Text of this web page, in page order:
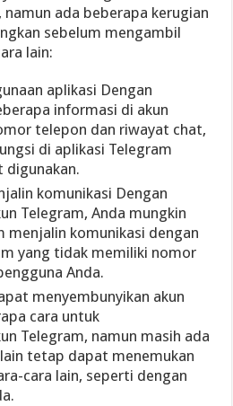
ada beberapa kerugian
sebelum mengambil
lain:
aplikasi Dengan
informasi di akun
telepon dan riwayat chat,
di aplikasi Telegram
digunakan.
komunikasi Dengan
Telegram, Anda mungkin
menjalin komunikasi dengan
yang tidak memiliki nomor
Anda.
menyembunyikan akun
cara untuk
Telegram, namun masih ada
tetap dapat menemukan
cara lain, seperti dengan